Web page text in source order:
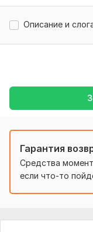
деятельности и
Файлы
шрифт.JPEG
Фриланс услуга
Разработка
Количество
Текст на
Срок выполнения:
Описание и
Гарантия
Средства
если что-то